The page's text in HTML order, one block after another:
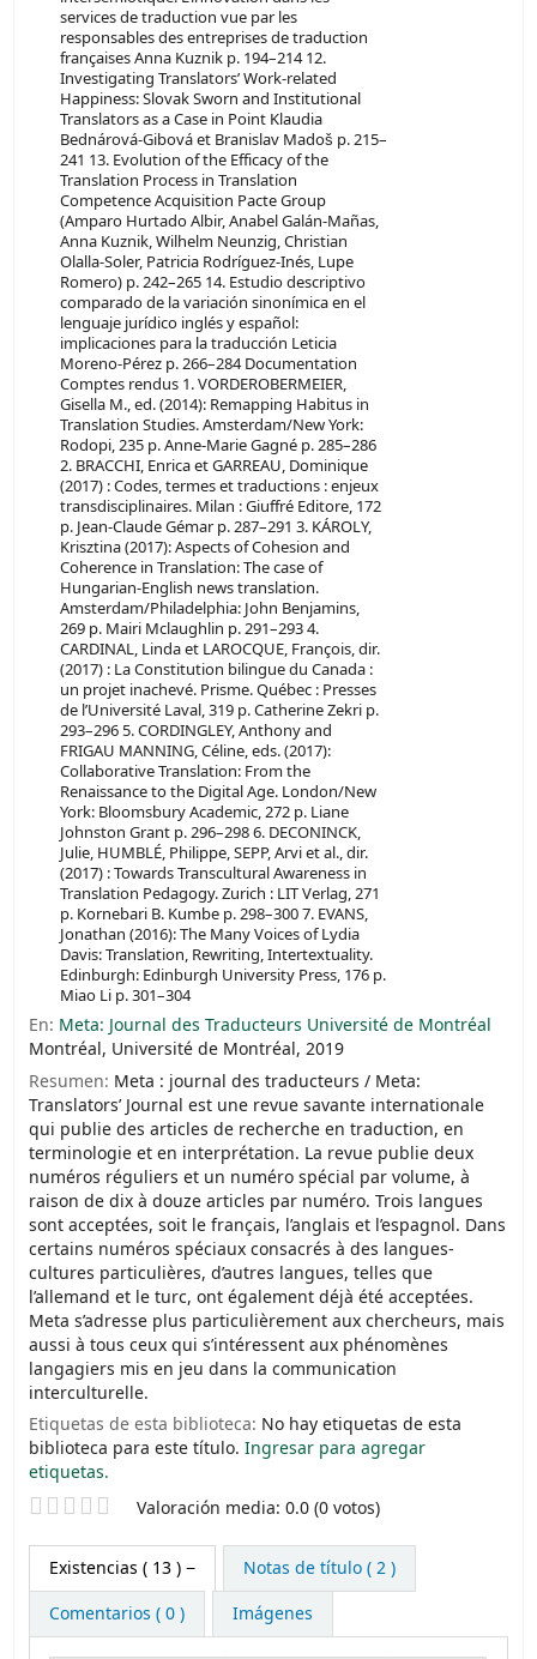
services de traduction vue par les
responsables des entreprises de traduction
françaises Anna Kuznik p. 194–214 12.
Investigating Translators’ Work-related
Happiness: Slovak Sworn and Institutional
Translators as a Case in Point Klaudia
Bednárová-Gibová et Branislav Madoš p. 215–
241 13. Evolution of the Efficacy of the
Translation Process in Translation
Competence Acquisition Pacte Group
(Amparo Hurtado Albir, Anabel Galán-Mañas,
Anna Kuznik, Wilhelm Neunzig, Christian
Olalla-Soler, Patricia Rodríguez-Inés, Lupe
Romero) p. 242–265 14. Estudio descriptivo
comparado de la variación sinonímica en el
lenguaje jurídico inglés y español:
implicaciones para la traducción Leticia
Moreno-Pérez p. 266–284 Documentation
Comptes rendus 1. VORDEROBERMEIER,
Gisella M., ed. (2014): Remapping Habitus in
Translation Studies. Amsterdam/New York:
Rodopi, 235 p. Anne-Marie Gagné p. 285–286
2. BRACCHI, Enrica et GARREAU, Dominique
(2017) : Codes, termes et traductions : enjeux
transdisciplinaires. Milan : Giuffré Editore, 172
p. Jean-Claude Gémar p. 287–291 3. KÁROLY,
Krisztina (2017): Aspects of Cohesion and
Coherence in Translation: The case of
Hungarian-English news translation.
Amsterdam/Philadelphia: John Benjamins,
269 p. Mairi Mclaughlin p. 291–293 4.
CARDINAL, Linda et LAROCQUE, François, dir.
(2017) : La Constitution bilingue du Canada :
un projet inachevé. Prisme. Québec : Presses
de l’Université Laval, 319 p. Catherine Zekri p.
293–296 5. CORDINGLEY, Anthony and
FRIGAU MANNING, Céline, eds. (2017):
Collaborative Translation: From the
Renaissance to the Digital Age. London/New
York: Bloomsbury Academic, 272 p. Liane
Johnston Grant p. 296–298 6. DECONINCK,
Julie, HUMBLÉ, Philippe, SEPP, Arvi et al., dir.
(2017) : Towards Transcultural Awareness in
Translation Pedagogy. Zurich : LIT Verlag, 271
p. Kornebari B. Kumbe p. 298–300 7. EVANS,
Jonathan (2016): The Many Voices of Lydia
Davis: Translation, Rewriting, Intertextuality.
Edinburgh: Edinburgh University Press, 176 p.
Miao Li p. 301–304
En: Meta: Journal des Traducteurs Université de Montréal
Montréal, Université de Montréal, 2019
Resumen: Meta : journal des traducteurs / Meta:
Translators’ Journal est une revue savante internationale
qui publie des articles de recherche en traduction, en
terminologie et en interprétation. La revue publie deux
numéros réguliers et un numéro spécial par volume, à
raison de dix à douze articles par numéro. Trois langues
sont acceptées, soit le français, l’anglais et l’espagnol. Dans
certains numéros spéciaux consacrés à des langues-
cultures particulières, d’autres langues, telles que
l’allemand et le turc, ont également déjà été acceptées.
Meta s’adresse plus particulièrement aux chercheurs, mais
aussi à tous ceux qui s’intéressent aux phénomènes
langagiers mis en jeu dans la communication
interculturelle.
Etiquetas de esta biblioteca: No hay etiquetas de esta
biblioteca para este título. Ingresar para agregar
etiquetas.
ValoraciónValoración media: 0.0 (0 votos)
Existencias ( 13 )
Notas de título ( 2 )
Comentarios ( 0 )
Imágenes